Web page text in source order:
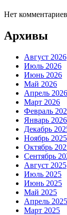
Нет
Архивы
Август 2026
Июль 2026
Июнь 2026
Май 2026
Апрель 2026
Март 2026
Февраль
Январь 2026
Декабрь
Ноябрь 2025
Октябрь
Сентябрь
Август 2025
Июль 2025
Июнь 2025
Май 2025
Апрель 2025
Март 2025